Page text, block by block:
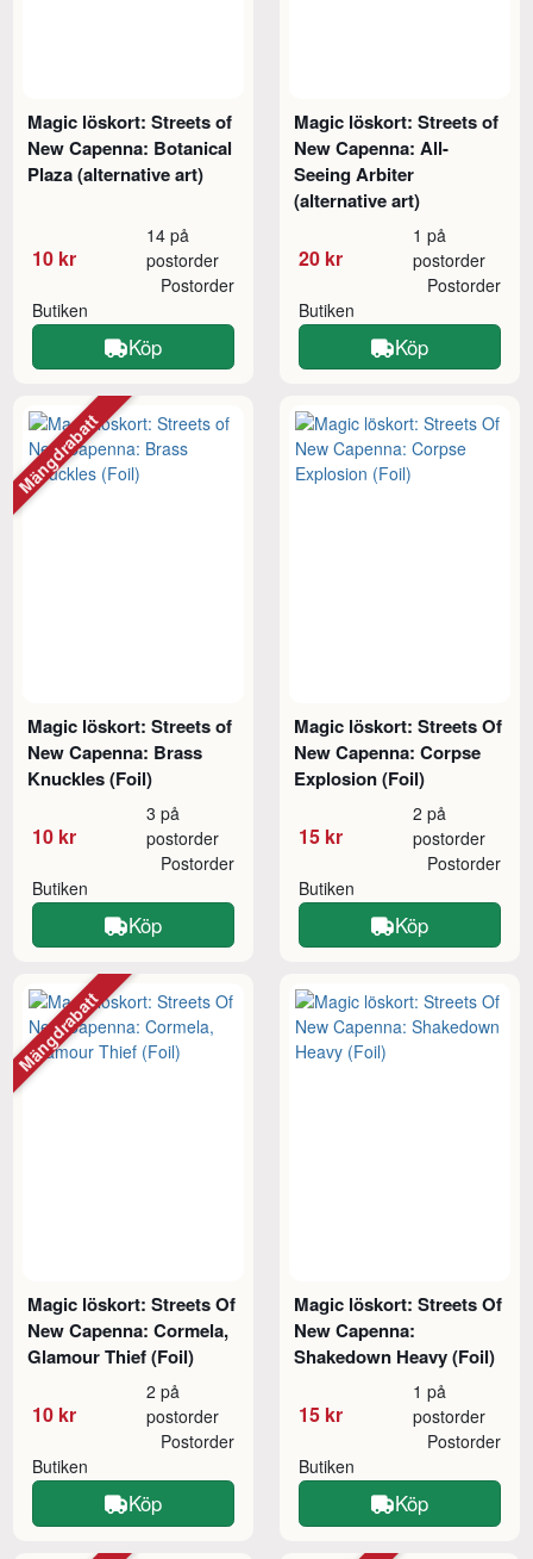
Magic löskort: Streets of
New Capenna: Botanical
Plaza (alternative art)
10 kr
14 på
postorder
Butiken
Postorder
Köp
Magic löskort: Streets of
New Capenna: All-
Seeing Arbiter
(alternative art)
20 kr
1 på
postorder
Butiken
Postorder
Köp
Magic löskort: Streets of
New Capenna: Brass
Knuckles (Foil)
10 kr
3 på
postorder
Butiken
Postorder
Köp
Mängdrabatt
Magic löskort: Streets Of
New Capenna: Corpse
Explosion (Foil)
15 kr
2 på
postorder
Butiken
Postorder
Köp
Magic löskort: Streets Of
New Capenna: Cormela,
Glamour Thief (Foil)
10 kr
2 på
postorder
Butiken
Postorder
Köp
Mängdrabatt
Magic löskort: Streets Of
New Capenna:
Shakedown Heavy (Foil)
15 kr
1 på
postorder
Butiken
Postorder
Köp